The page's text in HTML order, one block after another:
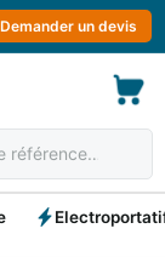
Demander un devis